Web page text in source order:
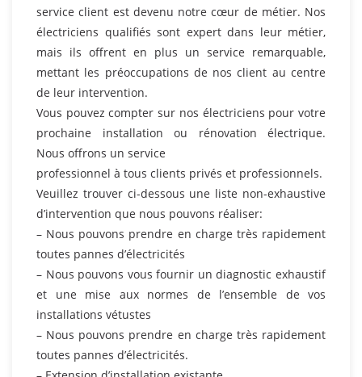
service client est devenu notre cœur de métier. Nos
électriciens qualifiés sont expert dans leur métier,
mais ils offrent en plus un service remarquable,
mettant les préoccupations de nos client au centre
de leur intervention.
Vous pouvez compter sur nos électriciens pour votre
prochaine installation ou rénovation électrique.
Nous offrons un service
professionnel à tous clients privés et professionnels.
Veuillez trouver ci-dessous une liste non-exhaustive
d’intervention que nous pouvons réaliser:
– Nous pouvons prendre en charge très rapidement
toutes pannes d’électricités
– Nous pouvons vous fournir un diagnostic exhaustif
et une mise aux normes de l’ensemble de vos
installations vétustes
– Nous pouvons prendre en charge très rapidement
toutes pannes d’électricités.